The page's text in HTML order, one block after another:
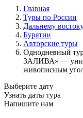
Главная
Туры по России
Дальнему
Бурятии
Авторские туры
Однодневный
ЗАЛИВА» —
живописным
Выберите дату
Узнать даты тура
Напишите нам